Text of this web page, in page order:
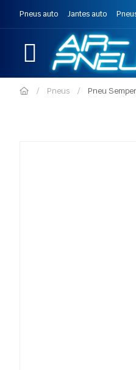
Pneus auto Jantes auto
Pneus Pneu